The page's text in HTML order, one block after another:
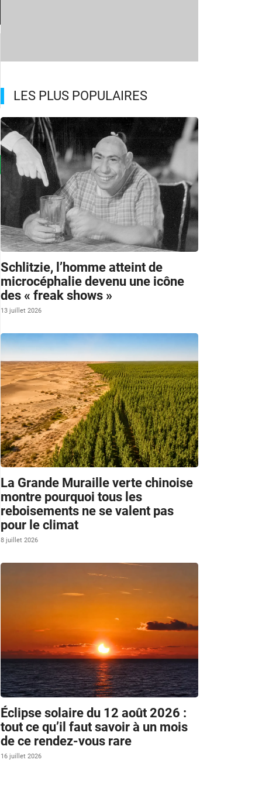
LES PLUS POPULAIRES
Schlitzie, l’homme atteint de
microcéphalie devenu une icône
des « freak shows »
13 juillet 2026
La Grande Muraille verte chinoise
montre pourquoi tous les
reboisements ne se valent pas
pour le climat
8 juillet 2026
Éclipse solaire du 12 août 2026 :
tout ce qu’il faut savoir à un mois
de ce rendez-vous rare
16 juillet 2026